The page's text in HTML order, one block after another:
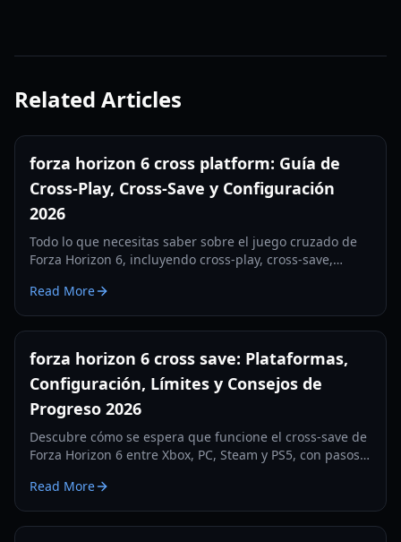
Related Articles
forza horizon 6 cross platform: Guía de
Cross-Play, Cross-Save y Configuración
2026
Todo lo que necesitas saber sobre el juego cruzado de
Forza Horizon 6, incluyendo cross-play, cross-save,
de configuración para 2026.
Read More
forza horizon 6 cross save: Plataformas,
Configuración, Límites y Consejos de
Progreso 2026
Descubre cómo se espera que funcione el cross-save de
Forza Horizon 6 entre Xbox, PC, Steam y PS5, con pasos
recomendaciones de seguridad de progreso para 2026.
Read More